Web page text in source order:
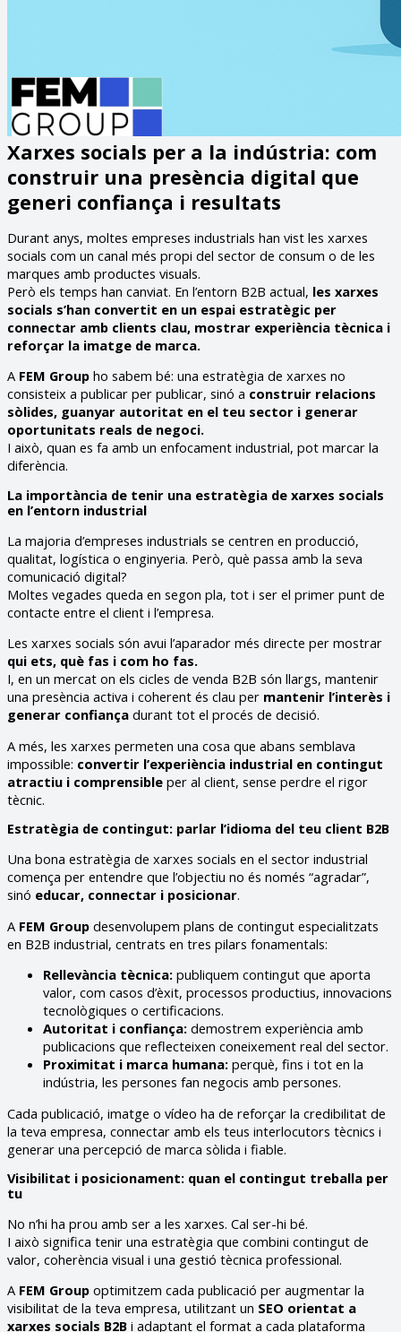
Xarxes socials per a la indústria: com
construir una presència digital que
generi confiança i resultats
Durant anys, moltes empreses industrials han vist les xarxes
socials com un canal més propi del sector de consum o de les
marques amb productes visuals.
Però els temps han canviat. En l’entorn B2B actual, les xarxes
socials s’han convertit en un espai estratègic per
connectar amb clients clau, mostrar experiència tècnica i
reforçar la imatge de marca.
A FEM Group ho sabem bé: una estratègia de xarxes no
consisteix a publicar per publicar, sinó a construir relacions
sòlides, guanyar autoritat en el teu sector i generar
oportunitats reals de negoci.
I això, quan es fa amb un enfocament industrial, pot marcar la
diferència.
La importància de tenir una estratègia de xarxes socials
en l’entorn industrial
La majoria d’empreses industrials se centren en producció,
qualitat, logística o enginyeria. Però, què passa amb la seva
comunicació digital?
Moltes vegades queda en segon pla, tot i ser el primer punt de
contacte entre el client i l’empresa.
Les xarxes socials són avui l’aparador més directe per mostrar
qui ets, què fas i com ho fas.
I, en un mercat on els cicles de venda B2B són llargs, mantenir
una presència activa i coherent és clau per mantenir l’interès i
generar confiança durant tot el procés de decisió.
A més, les xarxes permeten una cosa que abans semblava
impossible: convertir l’experiència industrial en contingut
atractiu i comprensible per al client, sense perdre el rigor
tècnic.
Estratègia de contingut: parlar l’idioma del teu client B2B
Una bona estratègia de xarxes socials en el sector industrial
comença per entendre que l’objectiu no és només “agradar”,
sinó educar, connectar i posicionar.
A FEM Group desenvolupem plans de contingut especialitzats
en B2B industrial, centrats en tres pilars fonamentals:
Rellevància tècnica: publiquem contingut que aporta
valor, com casos d’èxit, processos productius, innovacions
tecnològiques o certificacions.
Autoritat i confiança: demostrem experiència amb
publicacions que reflecteixen coneixement real del sector.
Proximitat i marca humana: perquè, fins i tot en la
indústria, les persones fan negocis amb persones.
Cada publicació, imatge o vídeo ha de reforçar la credibilitat de
la teva empresa, connectar amb els teus interlocutors tècnics i
generar una percepció de marca sòlida i fiable.
Visibilitat i posicionament: quan el contingut treballa per
tu
No n’hi ha prou amb ser a les xarxes. Cal ser-hi bé.
I això significa tenir una estratègia que combini contingut de
valor, coherència visual i una gestió tècnica professional.
A FEM Group optimitzem cada publicació per augmentar la
visibilitat de la teva empresa, utilitzant un SEO orientat a
xarxes socials B2B i adaptant el format a cada plataforma